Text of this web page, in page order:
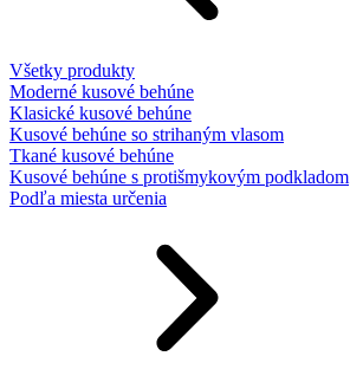
Všetky produkty
Moderné kusové behúne
Klasické kusové behúne
Kusové behúne so strihaným vlasom
Tkané kusové behúne
Kusové behúne s protišmykovým podkladom
Podľa miesta určenia